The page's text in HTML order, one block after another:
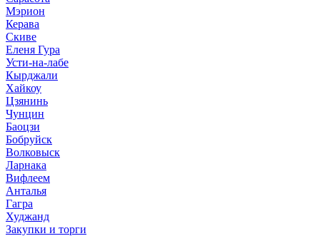
Мэрион
Керава
Скиве
Еленя Гура
Усти-на-лабе
Кырджали
Хайкоу
Цзянинь
Чунцин
Баоцзи
Бобруйск
Волковыск
Ларнака
Вифлеем
Анталья
Гагра
Худжанд
Закупки и торги